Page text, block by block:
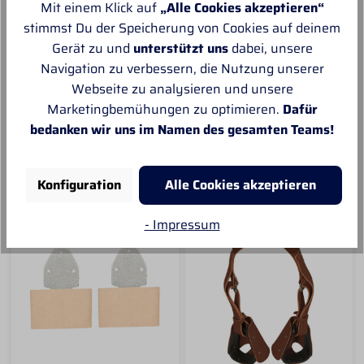
Straps aus Latigo Leder.
Diese Steigbügelriemen
haben eine Breite von
ca. 1,4cm und eine
Länge von ca 33cm.
Fender Straps werden
als Paar (also 2 Stück)
verkauft.
Sofort versandfertig
13,50 € *
Aluminium 2 1/2" (Paar)
von Weaver Leather
Belvin Buckle Sets sind
Verschleißteile welche
bei den Fendern vom
Westernsattel
ausgetauscht werden
können. Passend für
Riemen mit einer Breite
Sofort versandfertig
24,90 € *
IN DEN
Mit einem Klick auf „Alle Cookies akzeptieren“
stimmst Du der Speicherung von Cookies auf deinem
Gerät zu und unterstützt unsdabei, unsere
Navigation zu verbessern, die Nutzung unserer
Webseite zu analysieren und unsere
Marketingbemühungen zu optimieren. Dafür
bedanken wir uns im Namen des gesamten Teams!
Konfiguration
Alle Cookies akzeptieren
- Impressum